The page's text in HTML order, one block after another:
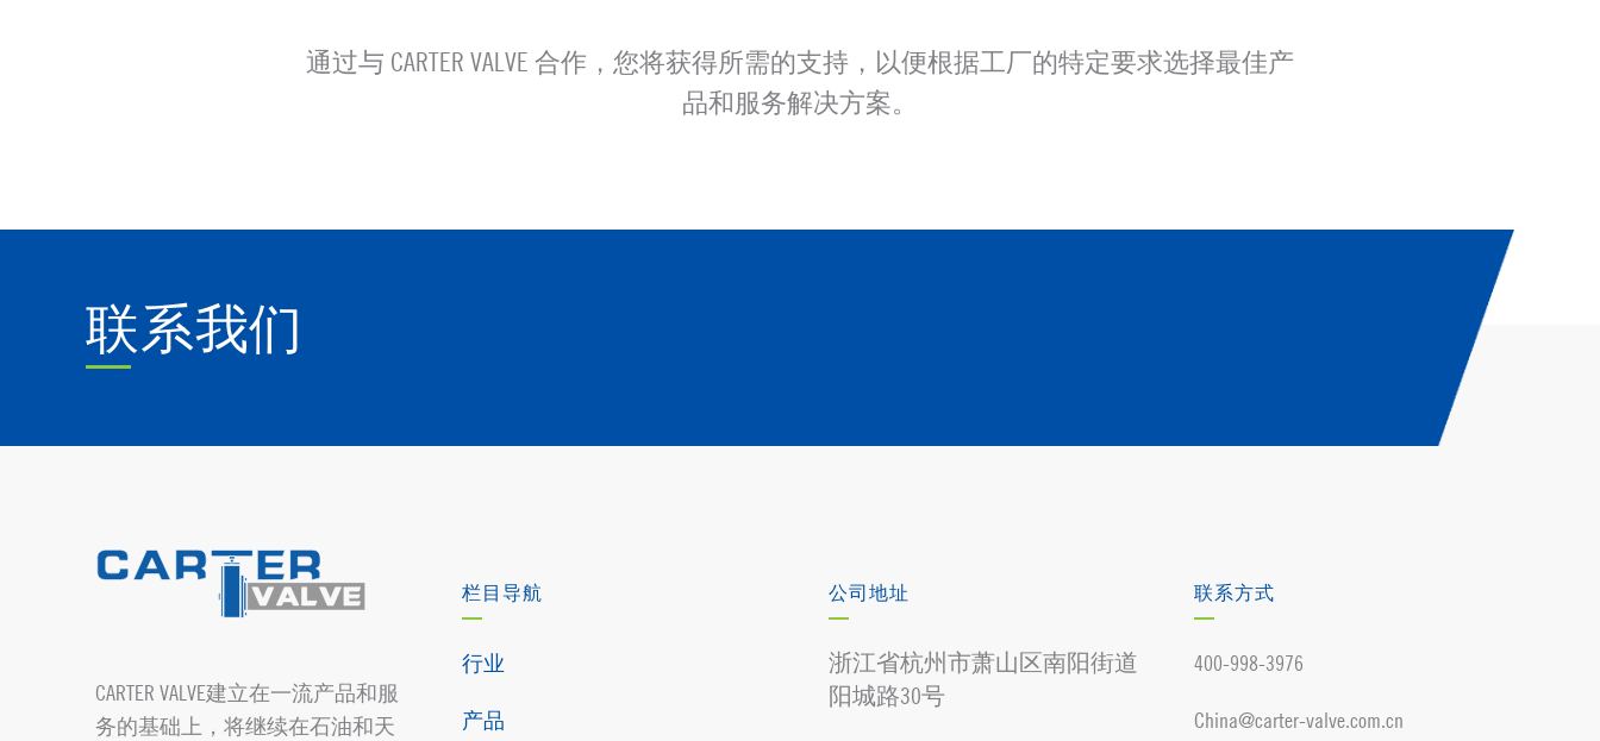
通过与 CARTER VALVE 合作，您将获得所需的支持，以便根据工厂的特定要求选择最佳产
品和服务解决方案。
联系我们
CARTER VALVE建立在一流产品和服
务的基础上，将继续在石油和天
栏目导航
行业
产品
公司地址
浙江省杭州市萧山区南阳街道
阳城路30号
联系方式
400-998-3976
China@carter-valve.com.cn